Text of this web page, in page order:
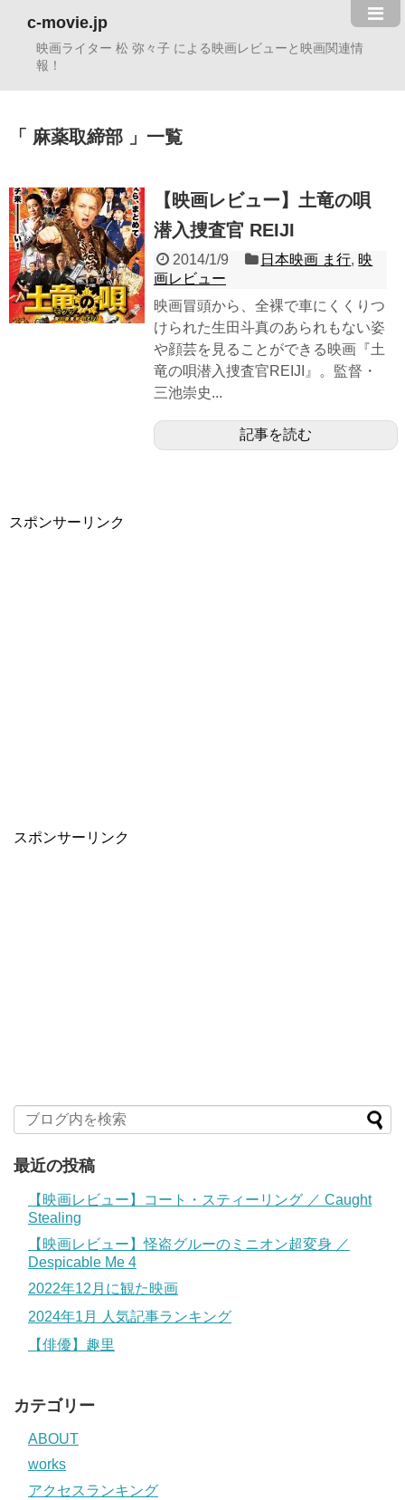
c-movie.jp
映画ライター 松 弥々子 による映画レビューと映画関連情
報！
麻薬取締部 一覧
【映画レビュー】土竜の唄
潜入捜査官 REIJI
2014/1/9 日本映画 ま行, 映
画レビュー
映画冒頭から、全裸で車にくくりつ
けられた生田斗真のあられもない姿
や顔芸を見ることができる映画『土
竜の唄潜入捜査官REIJI』。監督・
三池崇史...
記事を読む
スポンサーリンク
スポンサーリンク
最近の投稿
【映画レビュー】コート・スティーリング ／ Caught
Stealing
【映画レビュー】怪盗グルーのミニオン超変身 ／
Despicable Me 4
2022年12月に観た映画
2024年1月 人気記事ランキング
【俳優】趣里
カテゴリー
ABOUT
works
アクセスランキング